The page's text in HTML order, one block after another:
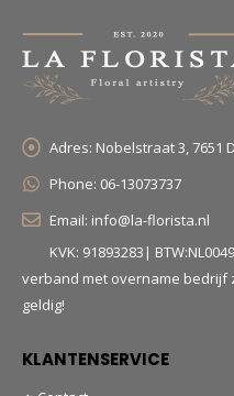
Adres: Nobelstraat 3, 7651
Phone: 06-13073737
Email: info@la-florista.nl
KVK: 91893283|
verband met overname bedrijf
geldig!
KLANTENSERVICE